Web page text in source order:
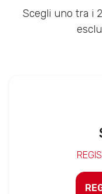
Scegli uno tra i